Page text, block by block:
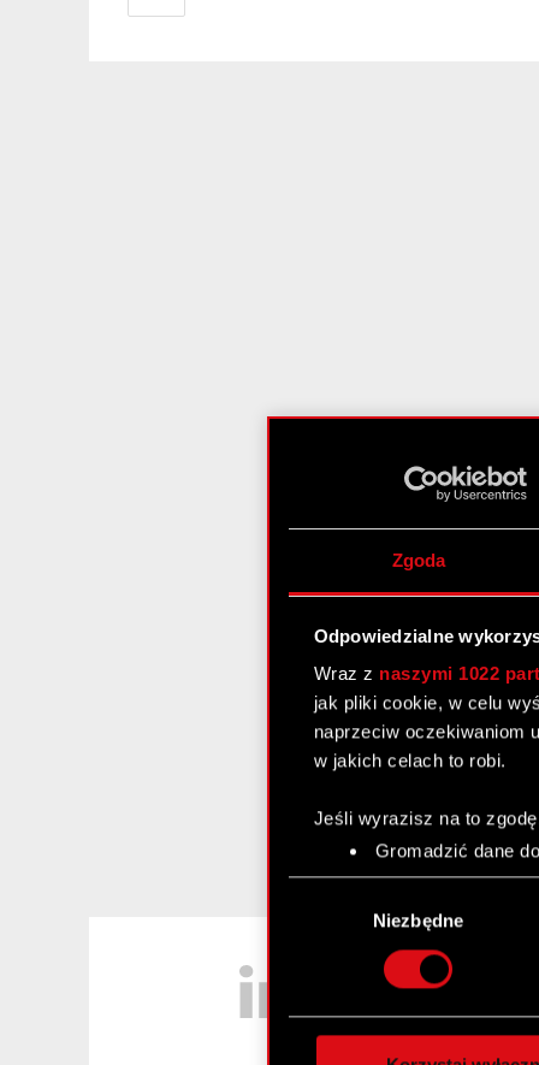
Zgoda
Odpowiedzialne
Wraz z naszymi 1022
jak pliki cookie, w celu
naprzeciw oczekiwaniom
w jakich celach to robi.
Jeśli wyrazisz na to
Gromadzić dane
Identyfikować
Dowiedz się więcej
szczegółów . W
Wykorzystujemy pliki
Niezbędne